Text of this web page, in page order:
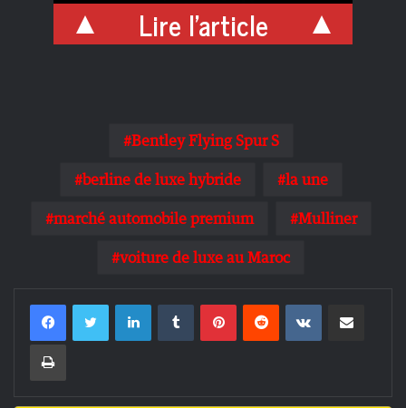
Lire l'article
Bentley Flying Spur S
berline de luxe hybride la une
marché automobile premium Mulliner
voiture de luxe au Maroc
LinkedinTumblrPinterestReddit VKontakte
Imprimer